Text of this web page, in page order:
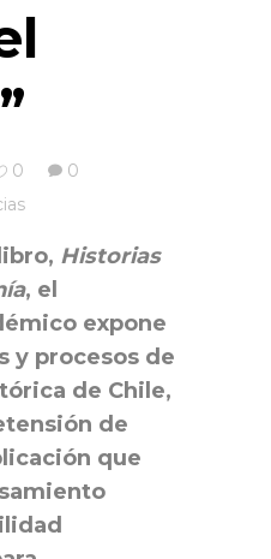
0
0
Historias
, el
expone
y procesos de
de Chile,
de
que